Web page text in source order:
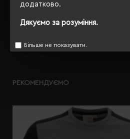
додатково.
Дякуємо за розуміння.
Більше не показувати.
ОПИС
РЕКОМЕНДУЄМО